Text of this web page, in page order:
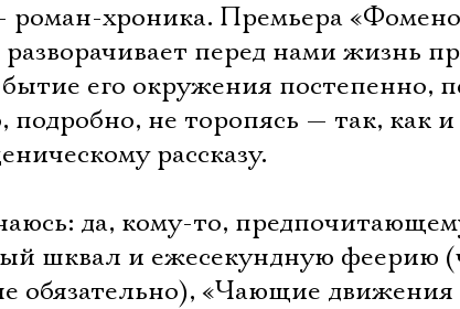
роман-хроника. Премьера
перед нами жизнь
его окружения постепенно,
подробно, не торопясь — так, как и
рассказу.
да, кому-то,
шквал и ежесекундную феерию
обязательно), «Чающие